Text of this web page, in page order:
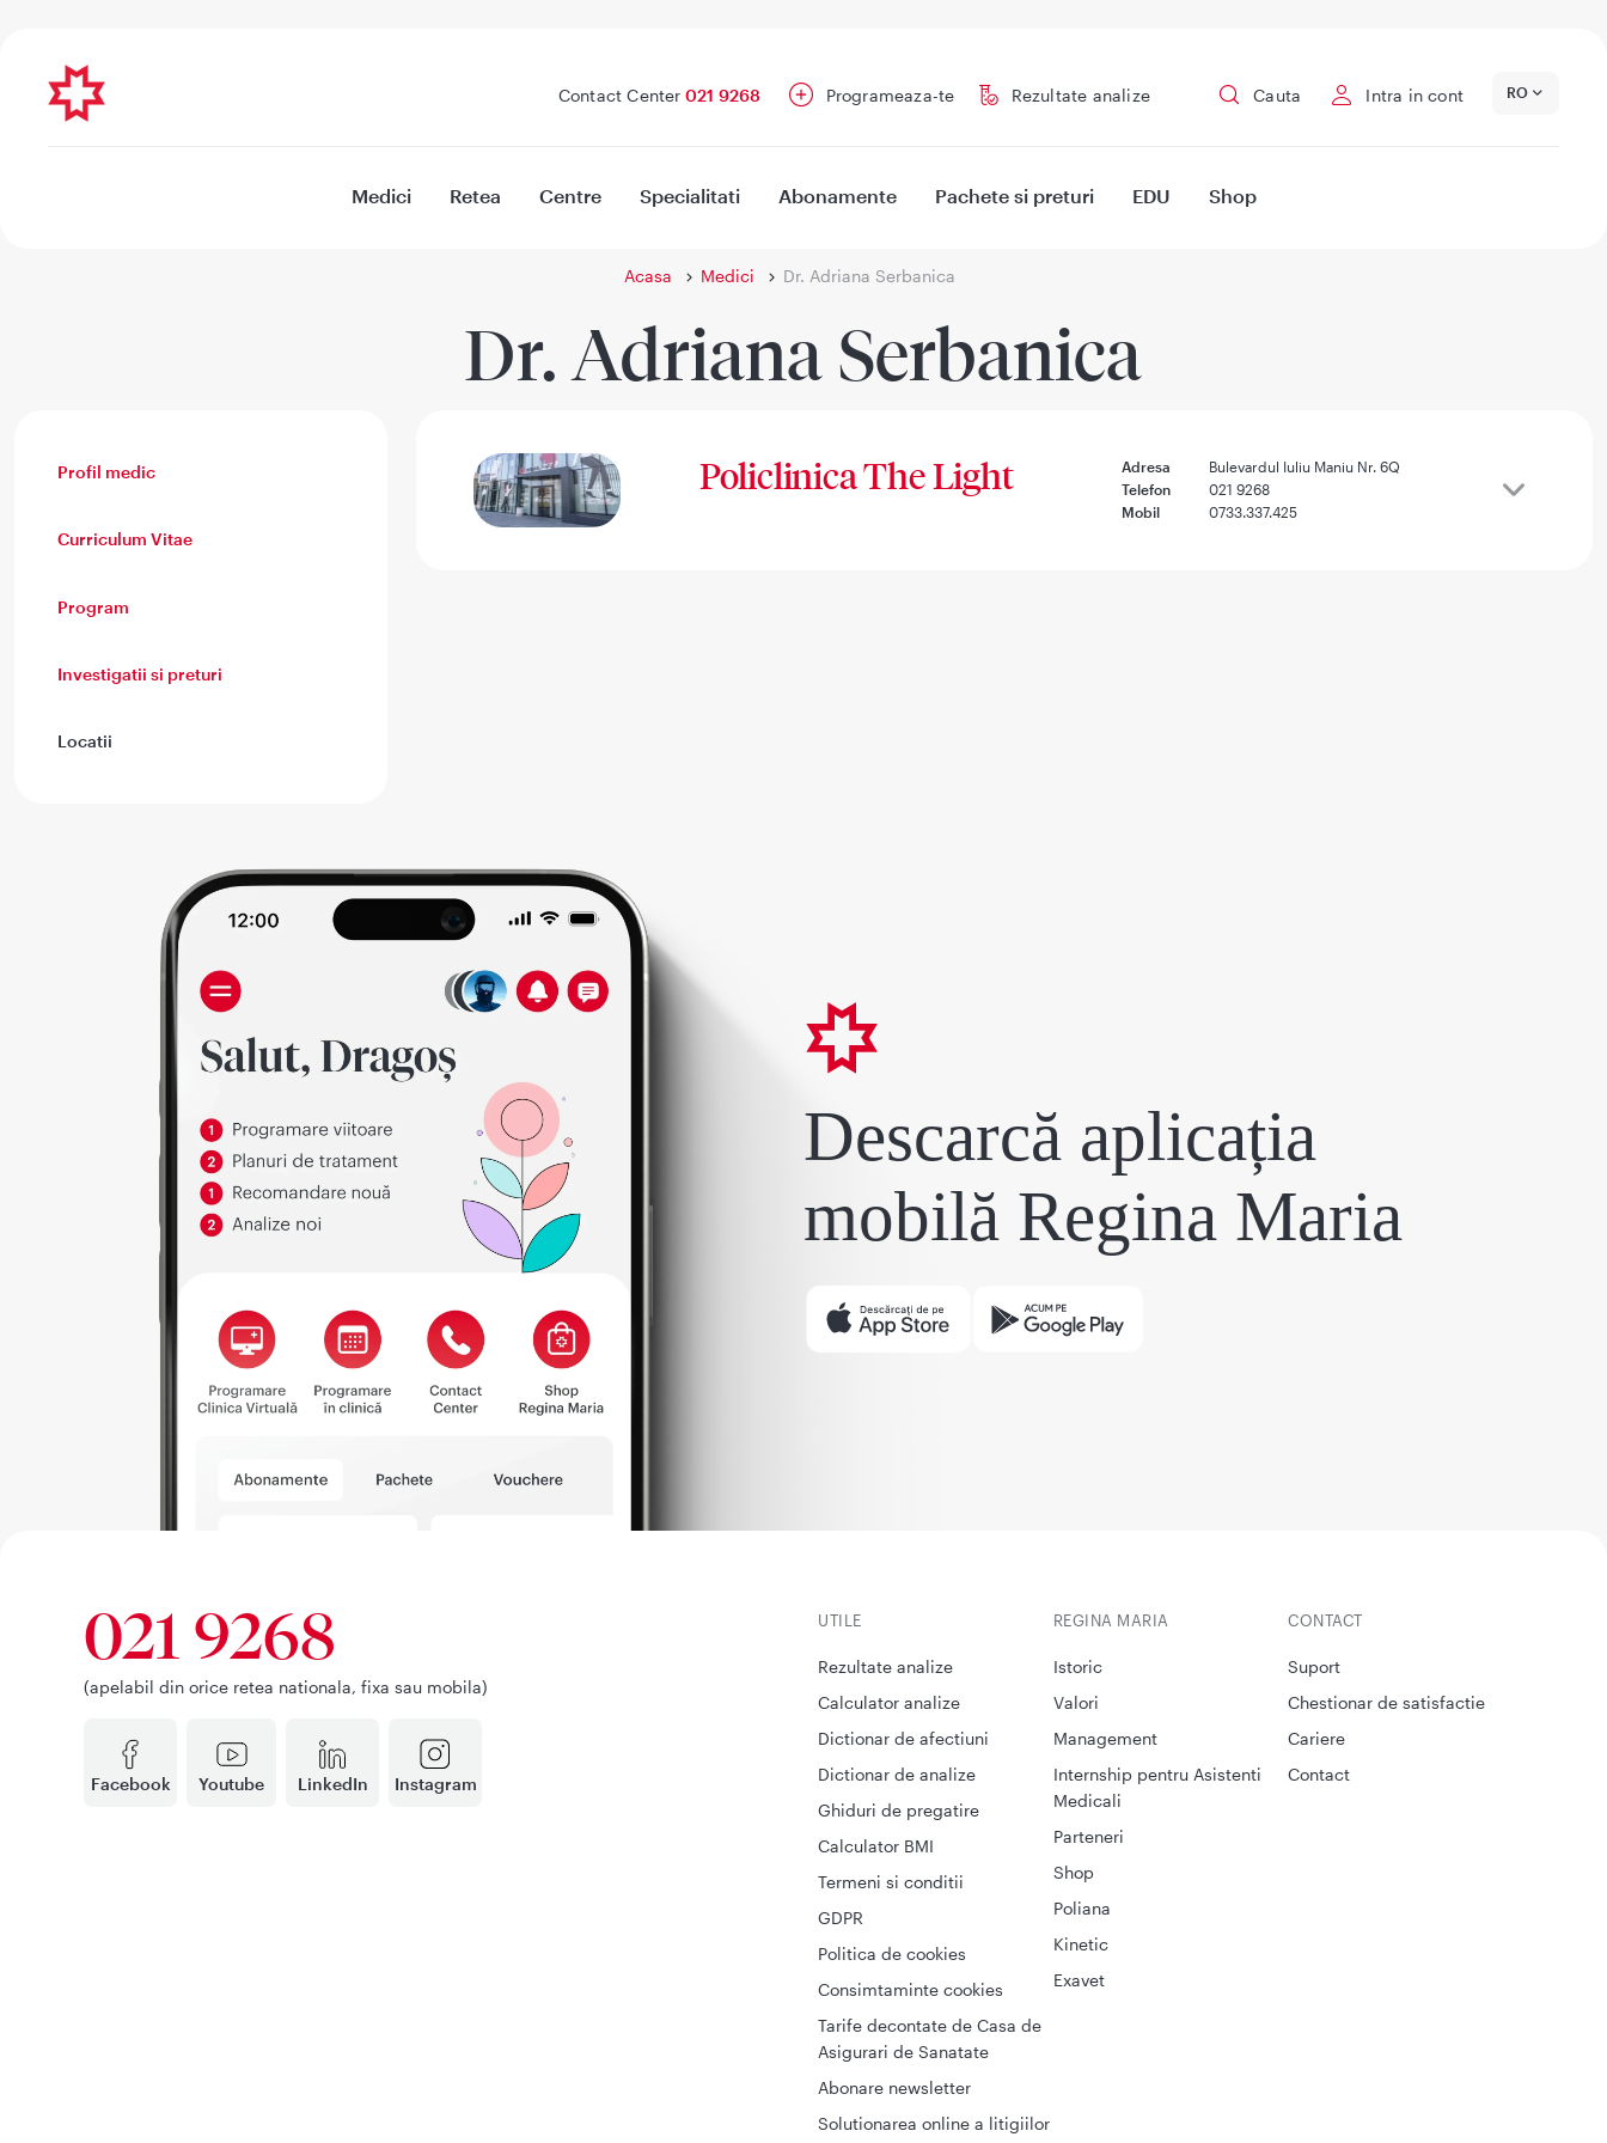
Contact Center 021 9268 Programeaza-te Rezultate analize Cauta Intra in cont RO
Medici Retea Centre Specialitati Abonamente Pachete si preturi EDU Shop
Acasa Medici Dr. Adriana Serbanica
Dr. Adriana Serbanica
Profil medic
Curriculum Vitae
Program
Investigatii si preturi
Locatii
Policlinica The Light Adresa
Bulevardul Iuliu Maniu Nr. 6Q
Telefon
021 9268
Mobil
0733.337.425
Descarcă aplicația
mobilă Regina Maria
Facebook Youtube LinkedIn Instagram
021 9268
(apelabil din orice retea nationala, fixa sau mobila)
UTILE
Rezultate analize
Calculator analize
Dictionar de afectiuni
Dictionar de analize
Ghiduri de pregatire
Calculator BMI
Termeni si conditii
GDPR
Politica de cookies
Consimtaminte cookies
Tarife decontate de Casa de
Asigurari de Sanatate
Abonare newsletter
Solutionarea online a litigiilor
CONTACT
Suport
Chestionar de satisfactie
Cariere
Contact
REGINA MARIA
Istoric
Valori
Management
Internship pentru Asistenti
Medicali
Parteneri
Shop
Poliana
Kinetic
Exavet